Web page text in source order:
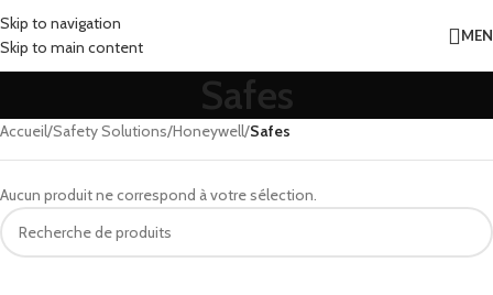
Skip to navigation
Skip to main content
Safes
Accueil/Safety Solutions/Honeywell/Safes
Aucun produit ne correspond à votre sélection.